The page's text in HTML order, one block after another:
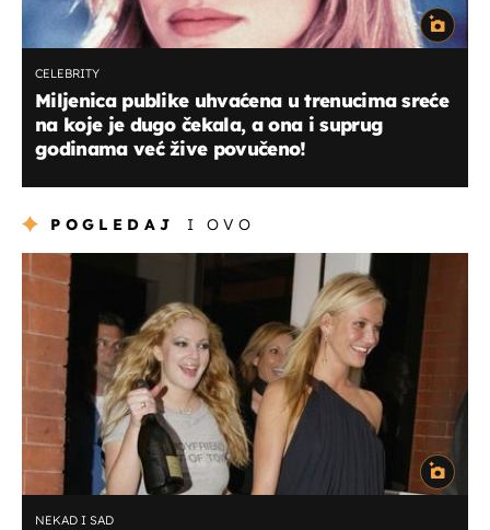
CELEBRITY
Miljenica publike uhvaćena u trenucima sreće
na koje je dugo čekala, a ona i suprug
godinama već žive povučeno!
POGLEDAJ I OVO
NEKAD I SAD